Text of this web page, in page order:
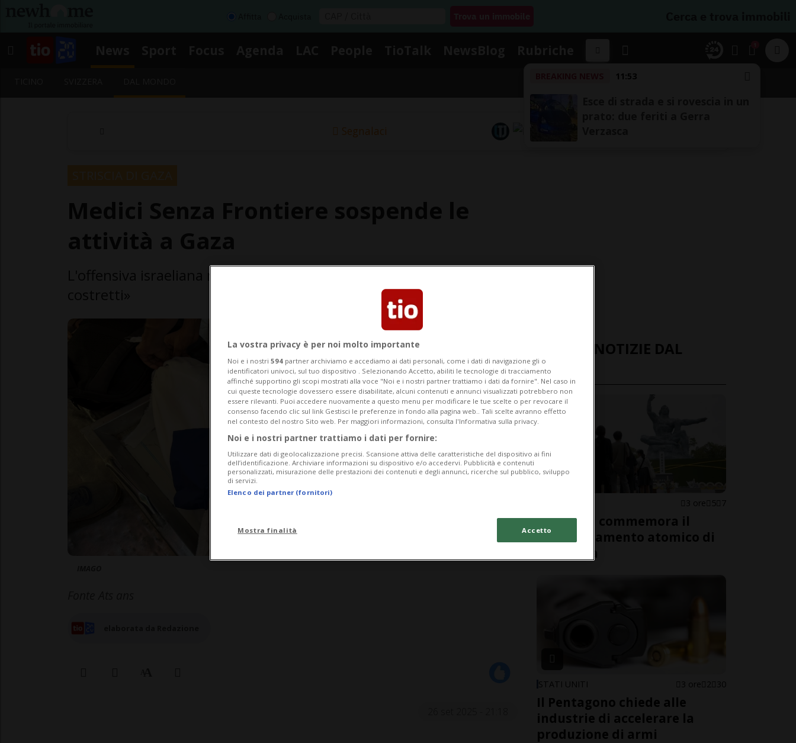
11:53
Segnalaci
ULTIME NOTIZIE DAL
MONDO
3 ore 5 7
Nagasaki commemora il
bombardamento atomico di
STATI UNITI 3 ore 2 30
Il Pentagono chiede alle
industrie di accelerare la
produzione di armi
La vostra privacy è per noi molto importante
Noi e i nostri 594 partner archiviamo e accediamo ai dati personali, come i dati di navigazione gli o
identificatori univoci, sul tuo dispositivo . Selezionando Accetto, abiliti le tecnologie di tracciamento
affinché supportino gli scopi mostrati alla voce "Noi e i nostri partner trattiamo i dati da fornire". Nel caso in
cui queste tecnologie dovessero essere disabilitate, alcuni contenuti e annunci visualizzati potrebbero non
essere rilevanti. Puoi accedere nuovamente a questo menu per modificare le tue scelte o per revocare il
consenso facendo clic sul link Gestisci le preferenze in fondo alla pagina web.. Tali scelte avranno effetto
nel contesto del nostro Sito web. Per maggiori informazioni, consulta l'Informativa sulla privacy.
Noi e i nostri partner trattiamo i dati per fornire:
Utilizzare dati di geolocalizzazione precisi. Scansione attiva delle caratteristiche del dispositivo ai fini
dell’identificazione. Archiviare informazioni su dispositivo e/o accedervi. Pubblicità e contenuti
personalizzati, misurazione delle prestazioni dei contenuti e degli annunci, ricerche sul pubblico, sviluppo
di servizi.
Elenco dei partner (fornitori)
Mostra finalità Accetto